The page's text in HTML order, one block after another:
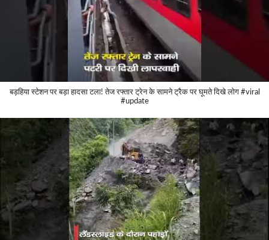
बड़हिया स्टेशन पर बड़ा हादसा टला! तेज रफ्तार ट्रेन के सामने ट्रैक पर घूमते दिखे लोग #viral
#update